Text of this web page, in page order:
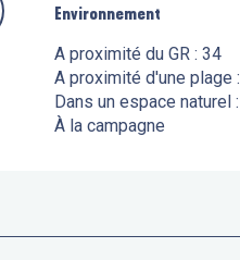
Environnement
Environnement
A proximité du GR : 34
A proximité d'une plage :
Dans un espace naturel :
À la campagne